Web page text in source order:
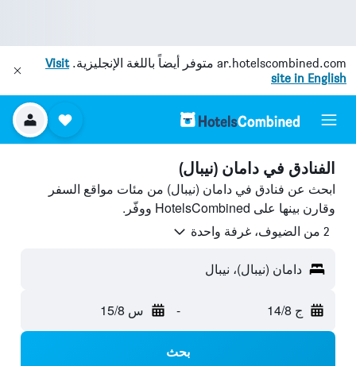
ar.hotelscombined.com متوفر أيضاً باللغة الإنجليزية.Visit
site in English
الفنادق في دامان (نيبال)
ابحث عن فنادق في دامان (نيبال) من مئات مواقع السفر
وقارن بينها على HotelsCombined ووفّر.
2 من الضيوف، غرفة واحدة
دامان (نيبال)، نيبال
ج 14/8 - س 15/8
بحث